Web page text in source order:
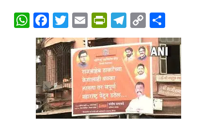
W
h
at
s
A
p
p
F
ac
e
b
o
o
k
T
w
itt
er
E
m
ail
P
ri
nt
Fr
ie
n
dl
T
el
e
gr
a
m
C
o
p
y
Li
n
k
h
ar
e